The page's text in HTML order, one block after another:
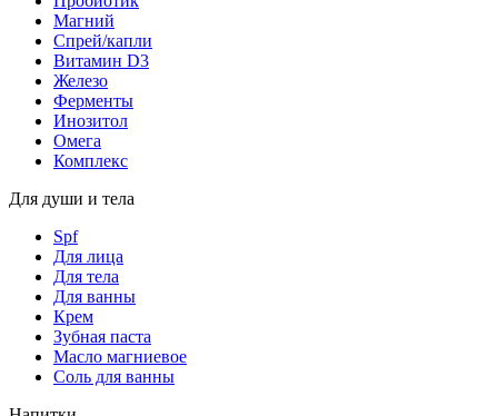
Магний
Спрей/капли
Витамин D3
Железо
Ферменты
Инозитол
Омега
Комплекс
Для души и тела
Spf
Для лица
Для тела
Для ванны
Крем
Зубная паста
Масло магниевое
Соль для ванны